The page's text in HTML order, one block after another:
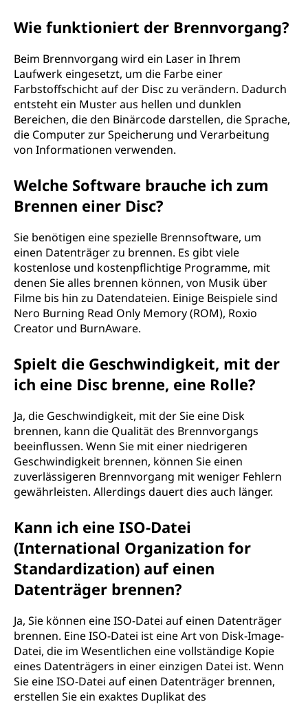
Wie funktioniert der Brennvorgang?
Beim Brennvorgang wird ein Laser in Ihrem
Laufwerk eingesetzt, um die Farbe einer
Farbstoffschicht auf der Disc zu verändern. Dadurch
entsteht ein Muster aus hellen und dunklen
Bereichen, die den Binärcode darstellen, die Sprache,
die Computer zur Speicherung und Verarbeitung
von Informationen verwenden.
Welche Software brauche ich zum
Brennen einer Disc?
Sie benötigen eine spezielle Brennsoftware, um
einen Datenträger zu brennen. Es gibt viele
kostenlose und kostenpflichtige Programme, mit
denen Sie alles brennen können, von Musik über
Filme bis hin zu Datendateien. Einige Beispiele sind
Nero Burning Read Only Memory (ROM), Roxio
Creator und BurnAware.
Spielt die Geschwindigkeit, mit der
ich eine Disc brenne, eine Rolle?
Ja, die Geschwindigkeit, mit der Sie eine Disk
brennen, kann die Qualität des Brennvorgangs
beeinflussen. Wenn Sie mit einer niedrigeren
Geschwindigkeit brennen, können Sie einen
zuverlässigeren Brennvorgang mit weniger Fehlern
gewährleisten. Allerdings dauert dies auch länger.
Kann ich eine ISO-Datei
(International Organization for
Standardization) auf einen
Datenträger brennen?
Ja, Sie können eine ISO-Datei auf einen Datenträger
brennen. Eine ISO-Datei ist eine Art von Disk-Image-
Datei, die im Wesentlichen eine vollständige Kopie
eines Datenträgers in einer einzigen Datei ist. Wenn
Sie eine ISO-Datei auf einen Datenträger brennen,
erstellen Sie ein exaktes Duplikat des